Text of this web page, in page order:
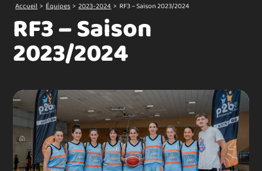
Accueil > Équipes > 2023-2024 > RF3 – Saison 2023/2024
RF3 – Saison
2023/2024